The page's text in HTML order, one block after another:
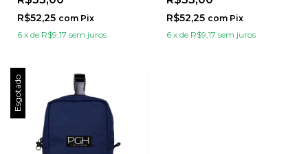
R$52,25 com Pix
6 x de R$9,17 sem juros
R$52,25 com Pix
6 x de R$9,17 sem juros
Esgotado